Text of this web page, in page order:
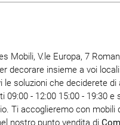
Mobili, V.le Europa, 7
decorare insieme a voi
le soluzioni che deciderete
09:00 - 12:00 15:00 - 19:30
Ti accoglieremo con
nostro punto vendita di